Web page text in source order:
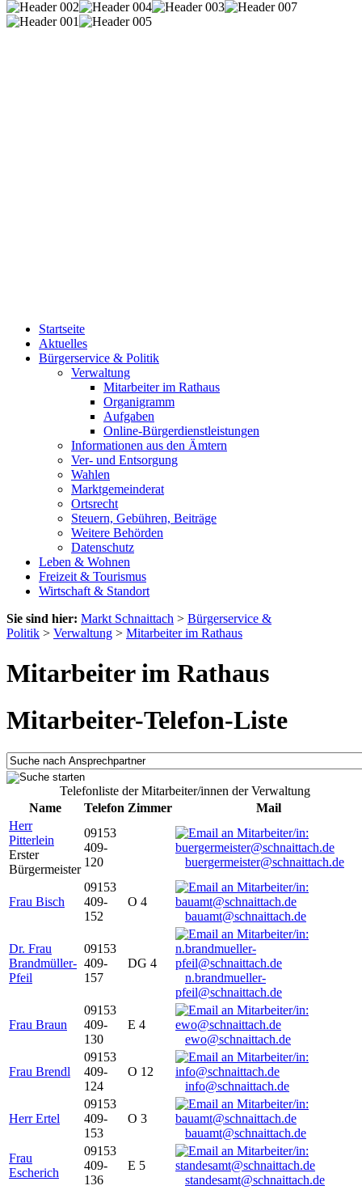
Startseite
Aktuelles
Bürgerservice & Politik
Verwaltung
Mitarbeiter im Rathaus
Organigramm
Aufgaben
Online-Bürgerdienstleistungen
Informationen aus den Ämtern
Ver- und Entsorgung
Wahlen
Marktgemeinderat
Ortsrecht
Steuern, Gebühren, Beiträge
Weitere Behörden
Datenschutz
Leben & Wohnen
Freizeit & Tourismus
Wirtschaft & Standort
Sie sind hier: Markt Schnaittach > Bürgerservice &
Politik > Verwaltung > Mitarbeiter im Rathaus
Mitarbeiter im Rathaus
Mitarbeiter-Telefon-Liste
Telefonliste der Mitarbeiter/innen der Verwaltung
Name
Telefon Zimmer
Mail
Herr
Pitterlein
Erster
Bürgermeister
09153
409-
120
buergermeister@schnaittach.de
Frau Bisch
09153
409-
152
O 4
bauamt@schnaittach.de
Dr. Frau
Brandmüller-
Pfeil
09153
409-
157
DG 4
n.brandmueller-
pfeil@schnaittach.de
Frau Braun
09153
409-
130
E 4
ewo@schnaittach.de
Frau Brendl
09153
409-
124
O 12
info@schnaittach.de
Herr Ertel
09153
409-
153
O 3
bauamt@schnaittach.de
Frau
Escherich
09153
409-
136
E 5
standesamt@schnaittach.de